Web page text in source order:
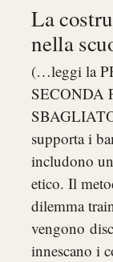
La
nella
(…leggi la
SECONDA
supporta i
includono
etico. Il
dilemma
vengono
innescano i